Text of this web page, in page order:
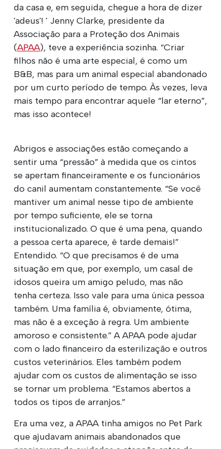
da casa e, em seguida, chegue a hora de dizer
'adeus'! ' Jenny Clarke, presidente da
Associação para a Proteção dos Animais
(APAA), teve a experiência sozinha. “Criar
filhos não é uma arte especial, é como um
B&B, mas para um animal especial abandonado
por um curto período de tempo. Às vezes, leva
mais tempo para encontrar aquele “lar eterno”,
mas isso acontece!
Abrigos e associações estão começando a
sentir uma “pressão” à medida que os cintos
se apertam financeiramente e os funcionários
do canil aumentam constantemente. “Se você
mantiver um animal nesse tipo de ambiente
por tempo suficiente, ele se torna
institucionalizado. O que é uma pena, quando
a pessoa certa aparece, é tarde demais!”
Entendido. “O que precisamos é de uma
situação em que, por exemplo, um casal de
idosos queira um amigo peludo, mas não
tenha certeza. Isso vale para uma única pessoa
também. Uma família é, obviamente, ótima,
mas não é a exceção à regra. Um ambiente
amoroso e consistente.” A APAA pode ajudar
com o lado financeiro da esterilização e outros
custos veterinários. Eles também podem
ajudar com os custos de alimentação se isso
se tornar um problema. “Estamos abertos a
todos os tipos de arranjos.”
Era uma vez, a APAA tinha amigos no Pet Park
que ajudavam animais abandonados que